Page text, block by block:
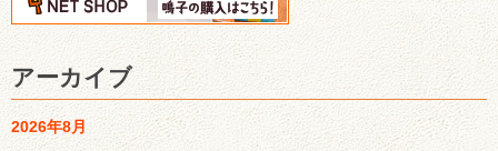
アーカイブ
2026年8月